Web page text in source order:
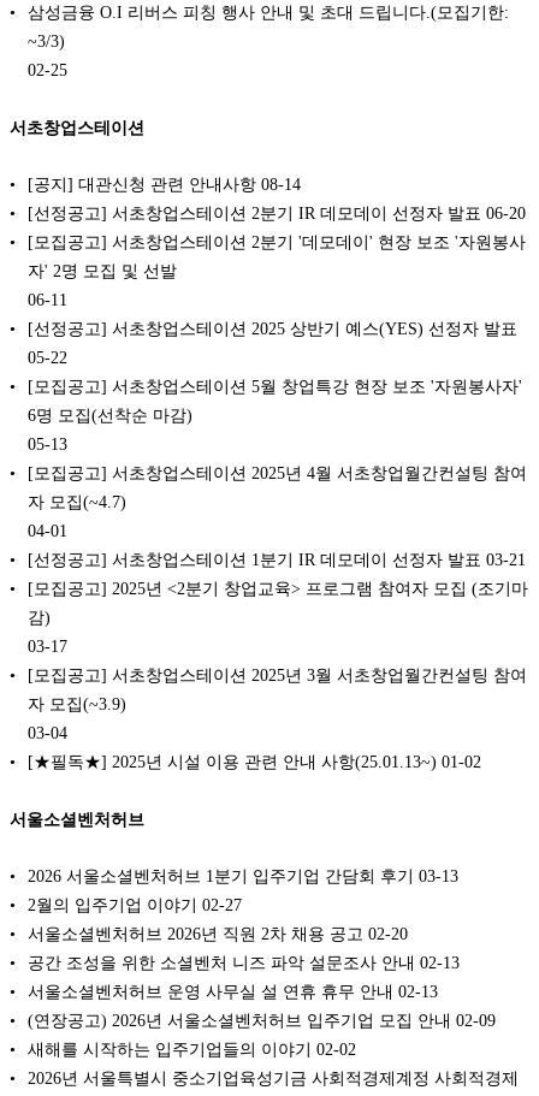
삼성금융 O.I 리버스 피칭 행사 안내 및 초대 드립니다.(모집기한:
~3/3)
02-25
서초창업스테이션
[공지] 대관신청 관련 안내사항 08-14
[선정공고] 서초창업스테이션 2분기 IR 데모데이 선정자 발표 06-20
[모집공고] 서초창업스테이션 2분기 '데모데이' 현장 보조 '자원봉사
자' 2명 모집 및 선발
06-11
[선정공고] 서초창업스테이션 2025 상반기 예스(YES) 선정자 발표
05-22
[모집공고] 서초창업스테이션 5월 창업특강 현장 보조 '자원봉사자'
6명 모집(선착순 마감)
05-13
[모집공고] 서초창업스테이션 2025년 4월 서초창업월간컨설팅 참여
자 모집(~4.7)
04-01
[선정공고] 서초창업스테이션 1분기 IR 데모데이 선정자 발표 03-21
[모집공고] 2025년 <2분기 창업교육> 프로그램 참여자 모집 (조기마
감)
03-17
[모집공고] 서초창업스테이션 2025년 3월 서초창업월간컨설팅 참여
자 모집(~3.9)
03-04
[★필독★] 2025년 시설 이용 관련 안내 사항(25.01.13~) 01-02
서울소셜벤처허브
2026 서울소셜벤처허브 1분기 입주기업 간담회 후기 03-13
2월의 입주기업 이야기 02-27
서울소셜벤처허브 2026년 직원 2차 채용 공고 02-20
공간 조성을 위한 소셜벤처 니즈 파악 설문조사 안내 02-13
서울소셜벤처허브 운영 사무실 설 연휴 휴무 안내 02-13
(연장공고) 2026년 서울소셜벤처허브 입주기업 모집 안내 02-09
새해를 시작하는 입주기업들의 이야기 02-02
2026년 서울특별시 중소기업육성기금 사회적경제계정 사회적경제